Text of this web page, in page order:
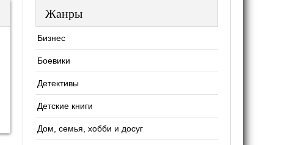
Жанры
Бизнес
Боевики
Детективы
Детские книги
Дом, семья, хобби и досуг